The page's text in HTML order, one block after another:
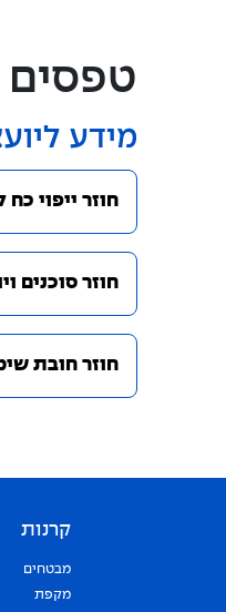
טפסים
מידע
חוזר ייפוי כח
חוזר סוכנים ויועצים
חוזר חובת
קרנות
מבטחים
מקפת